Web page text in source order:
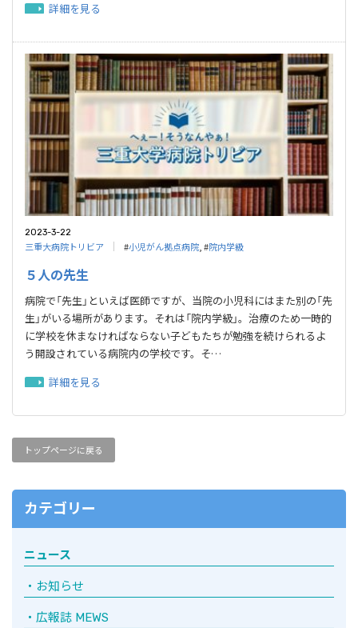
詳細を見る
2023-3-22
三重大病院トリビア #小児がん拠点病院, #院内学級
５人の先生
病院で「先生」といえば医師ですが、当院の小児科にはまた別の「先
生」がいる場所があります。それは「院内学級」。治療のため一時的
に学校を休まなければならない子どもたちが勉強を続けられるよ
う開設されている病院内の学校です。そ…
詳細を見る
トップページに戻る
カテゴリー
ニュース
お知らせ
広報誌 MEWS